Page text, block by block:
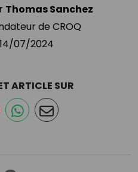
Thomas Sanchez
de CROQ
14/07/2024
ARTICLE SUR